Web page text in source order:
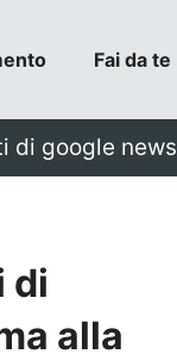
Fai da te
di google news
di
alla